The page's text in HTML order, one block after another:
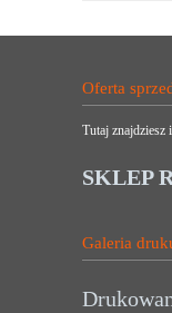
Oferta
Tutaj znajdziesz
SKLEP
Galeria